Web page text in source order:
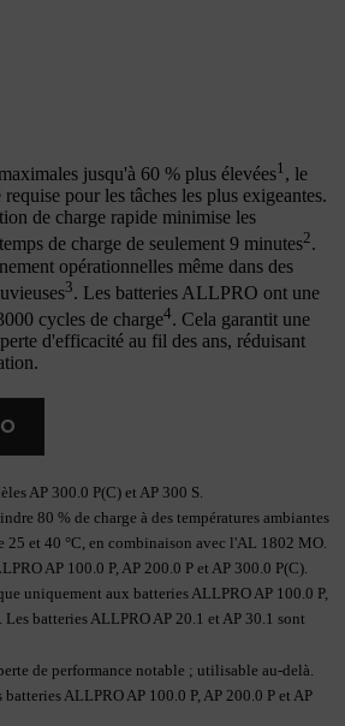
jusqu'à 60 % plus élevées1 , le
pour les tâches les plus exigeantes.
de charge rapide minimise les
de charge de seulement 9 minutes2.
opérationnelles même dans des
3. Les batteries ALLPRO ont une
cycles de charge4. Cela garantit une
d'efficacité au fil des ans, réduisant
AP 300.0 P(C) et AP 300 S.
80 % de charge à des températures ambiantes
25 et 40 °C, en combinaison avec l'AL 1802 MO.
AP 100.0 P, AP 200.0 P et AP 300.0 P(C).
uniquement aux batteries ALLPRO AP 100.0 P,
Les batteries ALLPRO AP 20.1 et AP 30.1 sont
de performance notable ; utilisable au-delà.
ALLPRO AP 100.0 P, AP 200.0 P et AP